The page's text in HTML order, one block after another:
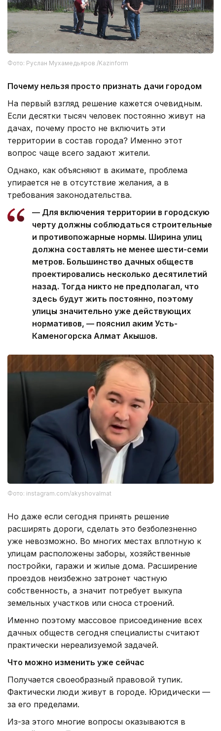
Фото: Руслан Мухамедьяров /Kazinform
Почему нельзя просто признать дачи городом
На первый взгляд решение кажется очевидным.
Если десятки тысяч человек постоянно живут на
дачах, почему просто не включить эти
территории в состав города? Именно этот
вопрос чаще всего задают жители.
Однако, как объясняют в акимате, проблема
упирается не в отсутствие желания, а в
требования законодательства.
— Для включения территории в городскую
черту должны соблюдаться строительные
и противопожарные нормы. Ширина улиц
должна составлять не менее шести-семи
метров. Большинство дачных обществ
проектировались несколько десятилетий
назад. Тогда никто не предполагал, что
здесь будут жить постоянно, поэтому
улицы значительно уже действующих
нормативов, — пояснил аким Усть-
Каменогорска Алмат Акышов.
Фото: instagram.com/akyshovalmat
Но даже если сегодня принять решение
расширять дороги, сделать это безболезненно
уже невозможно. Во многих местах вплотную к
улицам расположены заборы, хозяйственные
постройки, гаражи и жилые дома. Расширение
проездов неизбежно затронет частную
собственность, а значит потребует выкупа
земельных участков или сноса строений.
Именно поэтому массовое присоединение всех
дачных обществ сегодня специалисты считают
практически нереализуемой задачей.
Что можно изменить уже сейчас
Получается своеобразный правовой тупик.
Фактически люди живут в городе. Юридически —
за его пределами.
Из-за этого многие вопросы оказываются в